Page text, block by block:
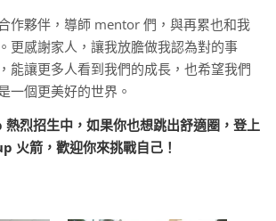
作夥伴，導師 mentor 們，與再累也和我
更感謝家人，讓我放膽做我認為對的事
能讓更多人看到我們的成長，也希望我們
一個更美好的世界。
熱烈招生中，如果你也想跳出舒適圈，登上
火箭，歡迎你來挑戰自己！